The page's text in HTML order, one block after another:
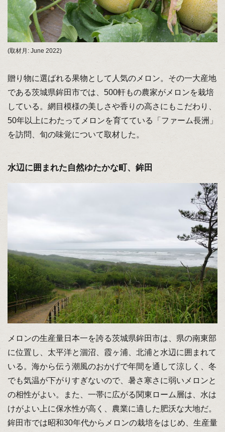
(取材月: June 2022)
贈り物に選ばれる果物として人気のメロン。その一大産地
である茨城県鉾田市では、500軒もの農家がメロンを栽培
している。網目模様の美しさや香りの高さにもこだわり、
50年以上にわたってメロンを育てている「ファーム長洲」
を訪問、旬の味覚について取材した。
水辺に囲まれた自然ゆたかな町、鉾田
メロンの生産量日本一を誇る茨城県鉾田市は、県の南東部
に位置し、太平洋と涸沼、霞ヶ浦、北浦と水辺に囲まれて
いる。海から伝う潮風のおかげで年間を通して涼しく、冬
でも気温が下がりすぎないので、暑さ寒さに弱いメロンと
の相性がよい。また、一帯に広がる関東ローム層は、水は
けがよい上に保水性が高く、農業に適した肥沃な大地だ。
鉾田市では昭和30年代からメロンの栽培をはじめ、生産量